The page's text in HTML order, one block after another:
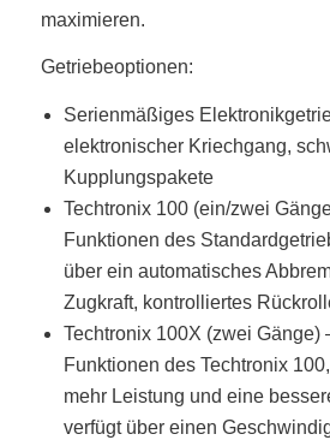
maximieren.
Getriebeoptionen:
Serienmäßiges
elektronischer Kriechgang,
Kupplungspakete
Techtronix 100 (ein/zwei
Funktionen des
über ein automatisches
Zugkraft, kontrolliertes
Techtronix 100X (zwei Gänge)
Funktionen des Techtronix
mehr Leistung und eine
verfügt über einen